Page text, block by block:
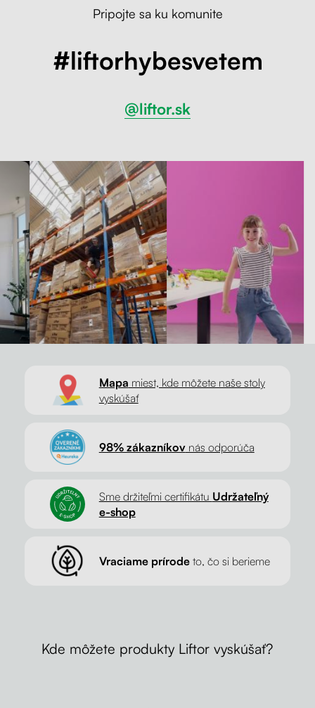
Pripojte sa ku komunite
#liftorhybesvetem
@liftor.sk
Mapa miest, kde môžete naše stoly
vyskúšať
98% zákazníkovnás odporúča
Sme držiteľmi certifikátu Udržateľný
e-shop
Vraciame prírodeto, čo si berieme
Kde môžete produkty Liftor vyskúšať?